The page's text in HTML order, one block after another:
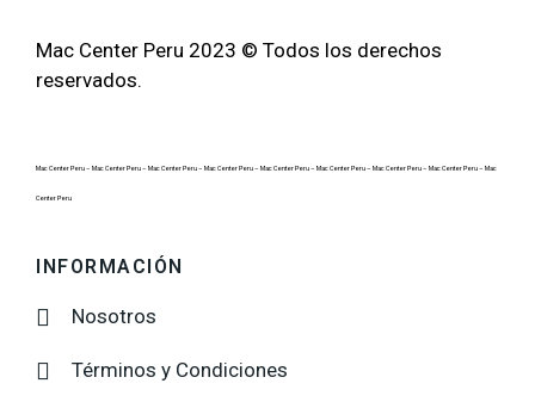
Mac Center Peru 2023 © Todos los derechos
reservados.
Mac Center Peru – Mac Center Peru – Mac Center Peru – Mac Center Peru – Mac Center Peru – Mac Center Peru – Mac Center Peru – Mac Center Peru – Mac
Center Peru
INFORMACIÓN
Nosotros
Términos y Condiciones